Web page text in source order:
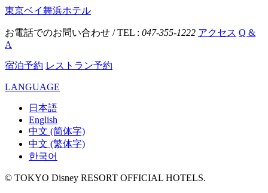
東京ベイ舞浜ホテル
お電話でのお問い合わせ / TEL : 047-355-1222 アクセス Q &
A
宿泊予約 レストラン予約
LANGUAGE
日本語
English
中文 (简体字)
中文 (繁体字)
한국어
© TOKYO Disney RESORT OFFICIAL HOTELS.